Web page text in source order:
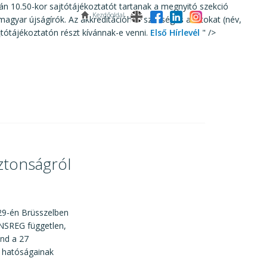
10.50-kor sajtótájékoztatót tartanak a megnyitó szekció
újságírók. Az akkreditációhoz szükséges adatokat (név,
részt kívánnak-e venni. Első Hírlevél " />
Kezdőoldal
én Brüsszelben
független,
a 27